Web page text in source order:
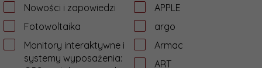
Nowości i zapowiedzi
Fotowoltaika
Monitory interaktywne i
systemy wyposażenia:
APPLE
argo
Armac
ART